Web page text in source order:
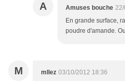
A Amuses bouche
En grande surface,
poudre d'amande.
M mllez 03/10/2012 18:36